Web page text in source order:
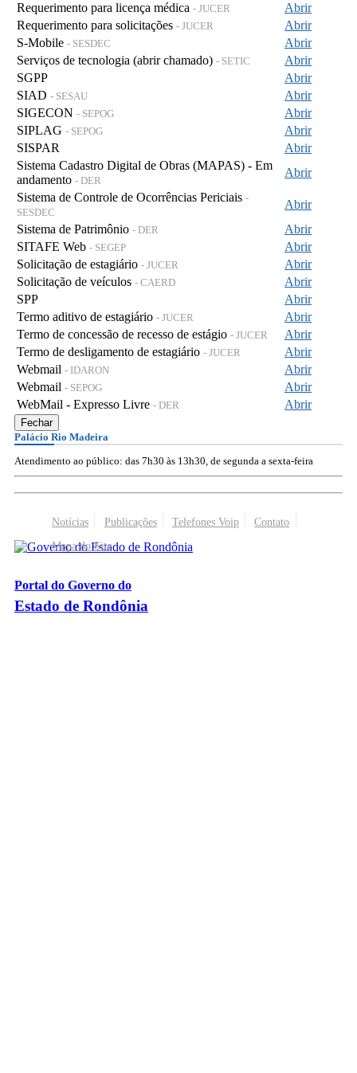
Requerimento para licença médica - JUCER
Abrir
Requerimento para solicitações - JUCER
Abrir
S-Mobile - SESDEC
Abrir
Serviços de tecnologia (abrir chamado) - SETIC
Abrir
SGPP
Abrir
SIAD - SESAU
Abrir
SIGECON - SEPOG
Abrir
SIPLAG - SEPOG
Abrir
SISPAR
Abrir
Sistema Cadastro Digital de Obras (MAPAS) - Em
andamento - DER
Abrir
Sistema de Controle de Ocorrências Periciais -
SESDEC
Abrir
Sistema de Patrimônio - DER
Abrir
SITAFE Web - SEGEP
Abrir
Solicitação de estagiário - JUCER
Abrir
Solicitação de veículos - CAERD
Abrir
SPP
Abrir
Termo aditivo de estagiário - JUCER
Abrir
Termo de concessão de recesso de estágio - JUCER
Abrir
Termo de desligamento de estagiário - JUCER
Abrir
Webmail - IDARON
Abrir
Webmail - SEPOG
Abrir
WebMail - Expresso Livre - DER Abrir
Fechar
Palácio Rio Madeira
Atendimento ao público: das 7h30 às 13h30, de segunda a sexta-feira
Notícias Publicações Telefones Voip
Contato
Mapa do Site
Portal do Governo do
Estado de Rondônia